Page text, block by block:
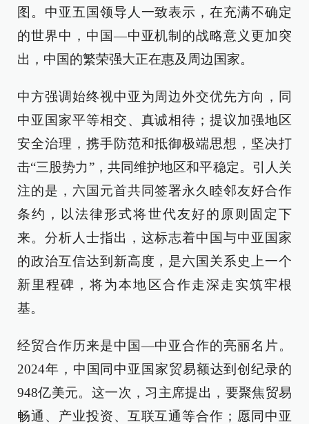
图。中亚五国领导人一致表示，在充满不确定
的世界中，中国—中亚机制的战略意义更加突
出，中国的繁荣强大正在惠及周边国家。
中方强调始终视中亚为周边外交优先方向，同
中亚国家平等相交、真诚相待；提议加强地区
安全治理，携手防范和抵御极端思想，坚决打
击“三股势力”，共同维护地区和平稳定。引人关
注的是，六国元首共同签署永久睦邻友好合作
条约，以法律形式将世代友好的原则固定下
来。分析人士指出，这标志着中国与中亚国家
的政治互信达到新高度，是六国关系史上一个
新里程碑，将为本地区合作走深走实筑牢根
基。
经贸合作历来是中国—中亚合作的亮丽名片。
2024年，中国同中亚国家贸易额达到创纪录的
948亿美元。这一次，习主席提出，要聚焦贸易
畅通、产业投资、互联互通等合作；愿同中亚